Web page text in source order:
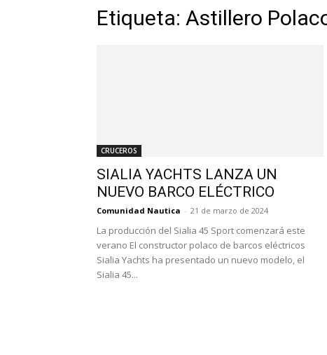
Etiqueta: Astillero
CRUCEROS
SIALIA YACHTS LANZA UN
NUEVO BARCO ELÉCTRICO
Comunidad Nautica - 21 de marzo de 2024
La producción del Sialia 45 Sport comenzará este
verano El constructor polaco de barcos eléctricos
Sialia Yachts ha presentado un nuevo modelo, el
Sialia 45...